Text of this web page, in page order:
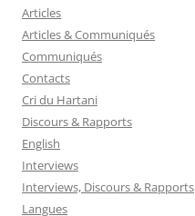
Articles
Articles & Communiqués
Communiqués
Contacts
Cri du Hartani
Discours & Rapports
English
Interviews
Interviews, Discours & Rapports
Langues